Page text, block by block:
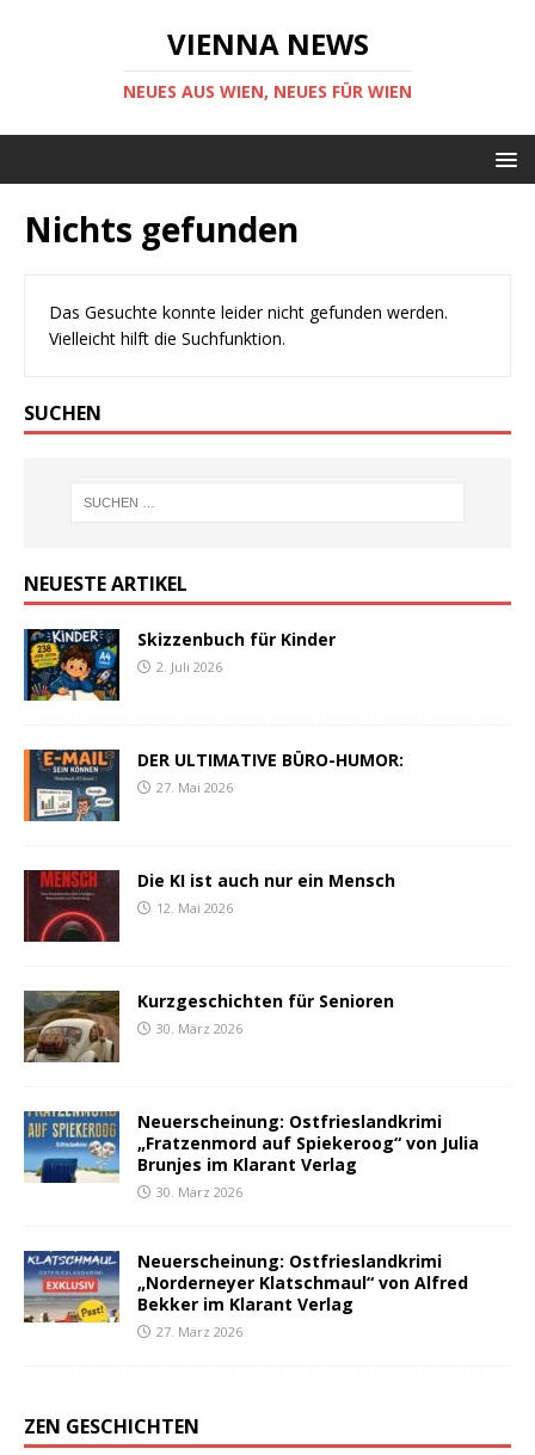
VIENNA NEWS
NEUES AUS WIEN, NEUES FÜR WIEN
Nichts gefunden
Das Gesuchte konnte leider nicht gefunden werden.
Vielleicht hilft die Suchfunktion.
SUCHEN
NEUESTE ARTIKEL
Skizzenbuch für Kinder
2. Juli 2026
DER ULTIMATIVE BÜRO-HUMOR:
27. Mai 2026
Die KI ist auch nur ein Mensch
12. Mai 2026
Kurzgeschichten für Senioren
30. März 2026
Neuerscheinung: Ostfrieslandkrimi
„Fratzenmord auf Spiekeroog“ von Julia
Brunjes im Klarant Verlag
30. März 2026
Neuerscheinung: Ostfrieslandkrimi
„Norderneyer Klatschmaul“ von Alfred
Bekker im Klarant Verlag
27. März 2026
ZEN GESCHICHTEN